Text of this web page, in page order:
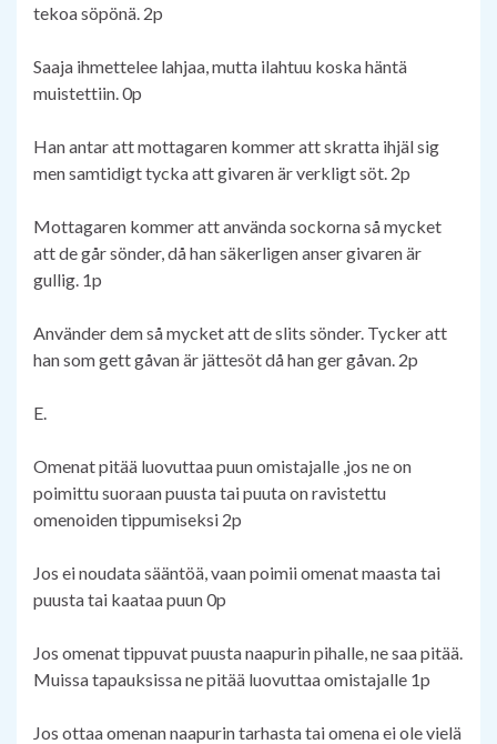
tekoa söpönä. 2p
Saaja ihmettelee lahjaa, mutta ilahtuu koska häntä
muistettiin. 0p
Han antar att mottagaren kommer att skratta ihjäl sig
men samtidigt tycka att givaren är verkligt söt. 2p
Mottagaren kommer att använda sockorna så mycket
att de går sönder, då han säkerligen anser givaren är
gullig. 1p
Använder dem så mycket att de slits sönder. Tycker att
han som gett gåvan är jättesöt då han ger gåvan. 2p
E.
Omenat pitää luovuttaa puun omistajalle ,jos ne on
poimittu suoraan puusta tai puuta on ravistettu
omenoiden tippumiseksi 2p
Jos ei noudata sääntöä, vaan poimii omenat maasta tai
puusta tai kaataa puun 0p
Jos omenat tippuvat puusta naapurin pihalle, ne saa pitää.
Muissa tapauksissa ne pitää luovuttaa omistajalle 1p
Jos ottaa omenan naapurin tarhasta tai omena ei ole vielä